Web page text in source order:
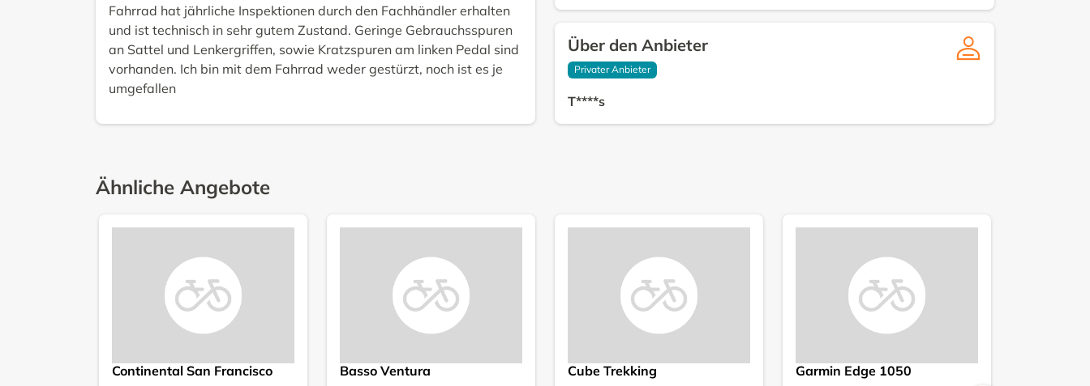
Über den Anbieter
Privater Anbieter
T****s
Fahrrad hat jährliche Inspektionen durch den Fachhändler erhalten
und ist technisch in sehr gutem Zustand. Geringe Gebrauchsspuren
an Sattel und Lenkergriffen, sowie Kratzspuren am linken Pedal sind
vorhanden. Ich bin mit dem Fahrrad weder gestürzt, noch ist es je
umgefallen
Ähnliche Angebote
Continental San Francisco
Basso Ventura
Cube Trekking
Garmin Edge 1050